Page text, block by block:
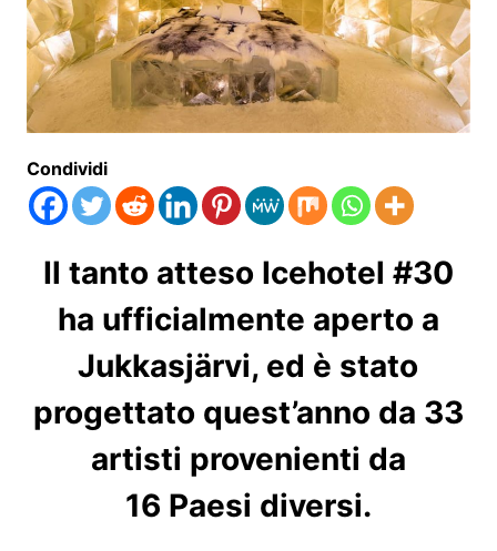
Condividi
Il tanto atteso Icehotel #30
ha ufficialmente aperto a
Jukkasjärvi, ed è stato
progettato quest’anno da 33
artisti provenienti da
16 Paesi diversi.